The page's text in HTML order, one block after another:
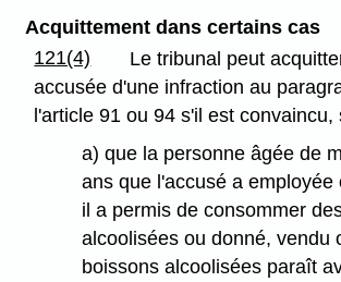
Acquittement dans certains cas
121(4)
Le tribunal peut
accusée d'une infraction au
l'article 91 ou 94 s'il est convaincu,
a) que la personne âgée de
ans que l'accusé a employée
il a permis de consommer
alcoolisées ou donné, vendu
boissons alcoolisées paraît